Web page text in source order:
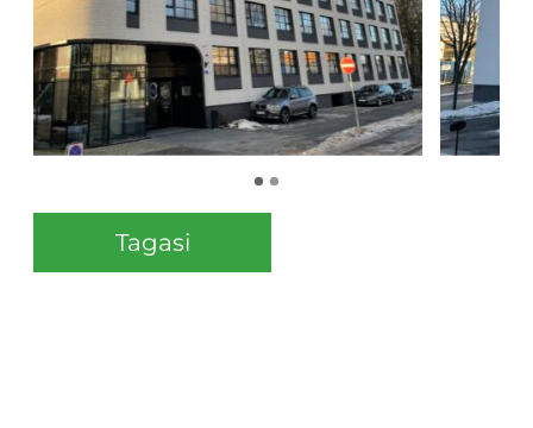
Tagasi